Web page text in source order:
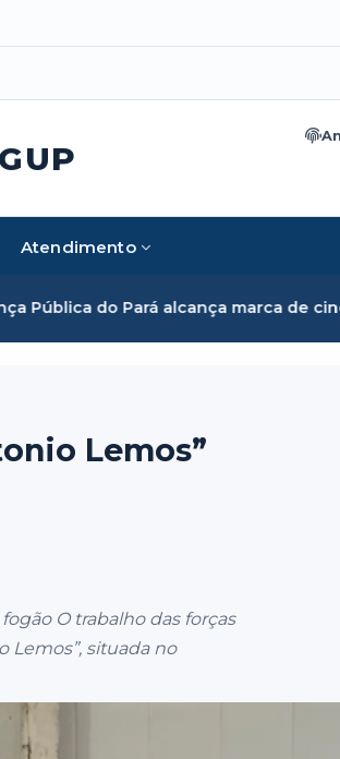
Atendimento
marca de cinco mil mulheres e
Lemos”
O trabalho das forças
Lemos”, situada no